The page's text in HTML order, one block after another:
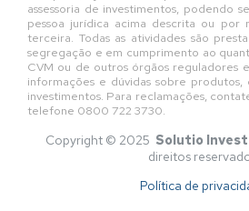
assessoria de investimentos, podendo
pessoa jurídica acima descrita ou por
terceira. Todas as atividades são
segregação e em cumprimento ao
CVM ou de outros órgãos reguladores
informações e dúvidas sobre produtos,
investimentos. Para reclamações,
telefone 0800 722 3730.
Copyright © 2025 Solutio
direitos
Política de